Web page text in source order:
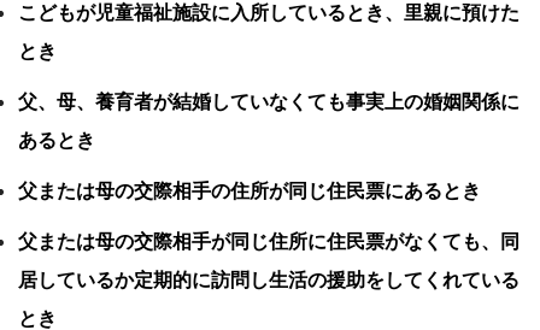
こどもが児童福祉施設に入所しているとき、里親に預けた
とき
父、母、養育者が結婚していなくても事実上の婚姻関係に
あるとき
父または母の交際相手の住所が同じ住民票にあるとき
父または母の交際相手が同じ住所に住民票がなくても、同
居しているか定期的に訪問し生活の援助をしてくれている
とき